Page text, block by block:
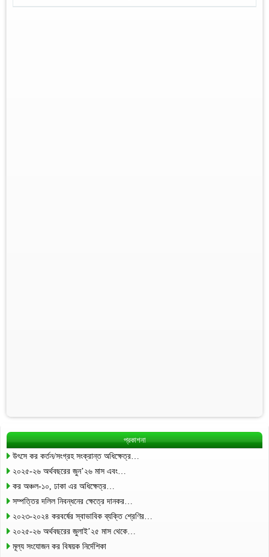
প্রকাশনা
উৎসে কর কর্তন/সংগ্রহ সংক্রান্ত অধিক্ষেত্র…
২০২৫-২৬ অর্থবছরের জুন’২৬ মাস এবং…
কর অঞ্চল-১০, ঢাকা এর অধিক্ষেত্র…
সম্পত্তির দলিল নিবন্ধনের ক্ষেত্রে দানকর…
২০২৩-২০২৪ করবর্ষের স্বাভাবিক ব্যক্তি শ্রেণির…
২০২৫-২৬ অর্থবছরের জুলাই’২৫ মাস থেকে…
মূল্য সংযোজন কর বিষয়ক নির্দেশিকা